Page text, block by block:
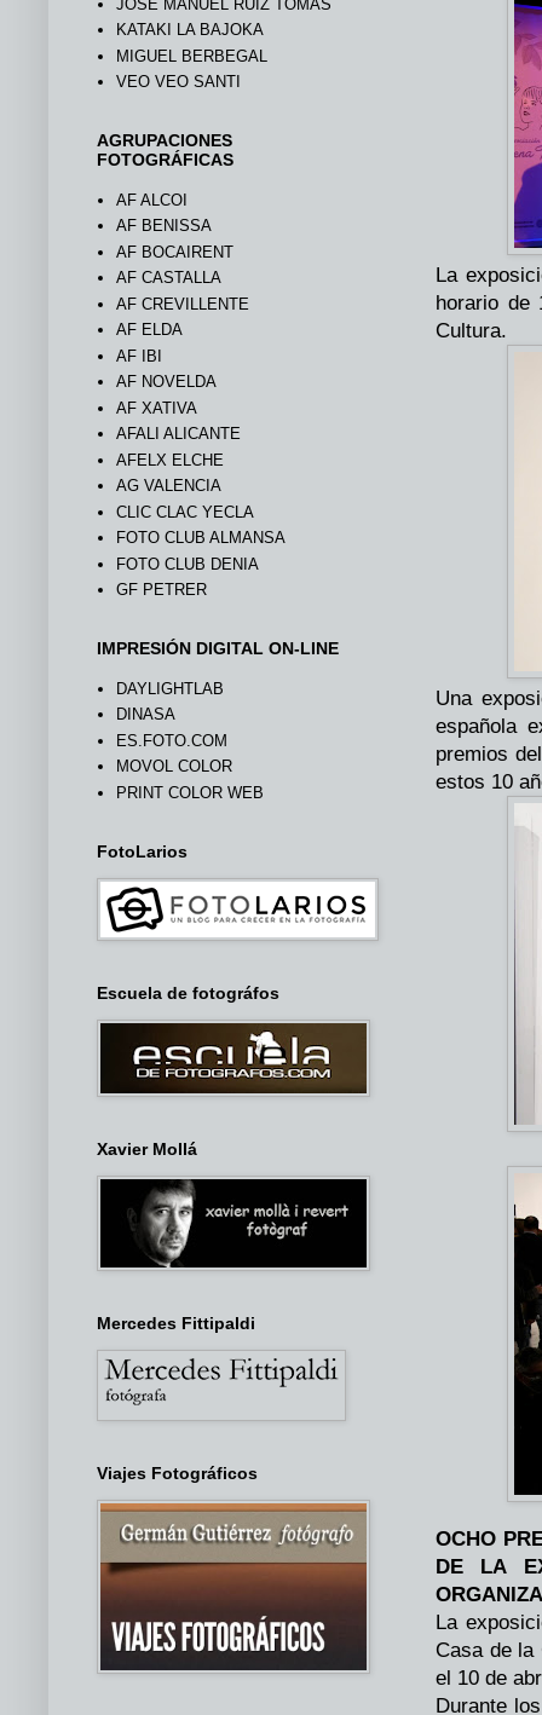
La
horario de
Cultura.
Una
española
premios
estos 10
OCHO
DE LA
La
Casa de la
el 10 de
Durante
JOSÉ MANUEL RUIZ TOMÁS
KATAKI LA BAJOKA
MIGUEL BERBEGAL
VEO VEO SANTI
AGRUPACIONES
FOTOGRÁFICAS
AF ALCOI
AF BENISSA
AF BOCAIRENT
AF CASTALLA
AF CREVILLENTE
AF ELDA
AF IBI
AF NOVELDA
AF XATIVA
AFALI ALICANTE
AFELX ELCHE
AG VALENCIA
CLIC CLAC YECLA
FOTO CLUB ALMANSA
FOTO CLUB DENIA
GF PETRER
IMPRESIÓN DIGITAL ON-LINE
DAYLIGHTLAB
DINASA
ES.FOTO.COM
MOVOL COLOR
PRINT COLOR WEB
FotoLarios
Escuela de fotográfos
Xavier Mollá
Mercedes Fittipaldi
Viajes Fotográficos